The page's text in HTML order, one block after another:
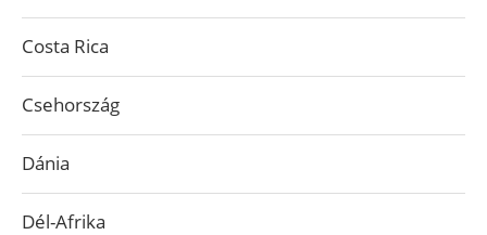
Costa Rica
Csehország
Dánia
Dél-Afrika